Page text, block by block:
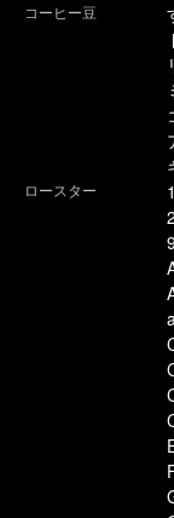
コーヒー豆
ロースター